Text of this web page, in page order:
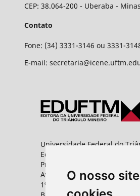
O nosso
CEP: 38.064-200 - Uberaba -
Contato
Fone: (34) 3331-3146 ou 3331-
E-mail:
Universidade Federal do
Editora UFTM
Prédio da Reitoria
Av. Frei Paulino, nº 30,
1º andar - Sala 8 PROPPG